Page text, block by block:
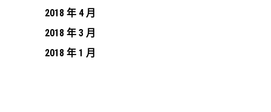
2018 年 4 月
2018 年 3 月
2018 年 1 月